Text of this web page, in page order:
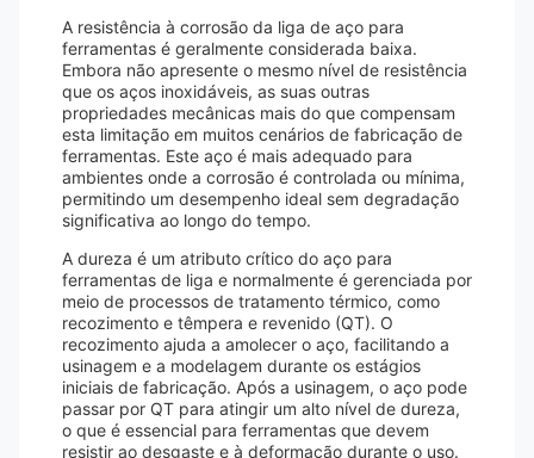
A resistência à corrosão da liga de aço para
ferramentas é geralmente considerada baixa.
Embora não apresente o mesmo nível de resistência
que os aços inoxidáveis, as suas outras
propriedades mecânicas mais do que compensam
esta limitação em muitos cenários de fabricação de
ferramentas. Este aço é mais adequado para
ambientes onde a corrosão é controlada ou mínima,
permitindo um desempenho ideal sem degradação
significativa ao longo do tempo.
A dureza é um atributo crítico do aço para
ferramentas de liga e normalmente é gerenciada por
meio de processos de tratamento térmico, como
recozimento e têmpera e revenido (QT). O
recozimento ajuda a amolecer o aço, facilitando a
usinagem e a modelagem durante os estágios
iniciais de fabricação. Após a usinagem, o aço pode
passar por QT para atingir um alto nível de dureza,
o que é essencial para ferramentas que devem
resistir ao desgaste e à deformação durante o uso.